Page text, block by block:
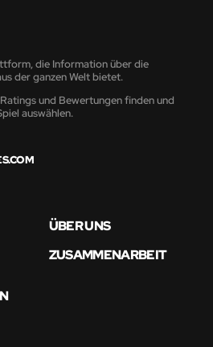
die Information über die
der ganzen Welt bietet.
und Bewertungen finden und
auswählen.
ÜBER UNS
ZUSAMMENARBEIT